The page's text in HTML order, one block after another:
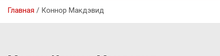
Главная Коннор Макдэвид